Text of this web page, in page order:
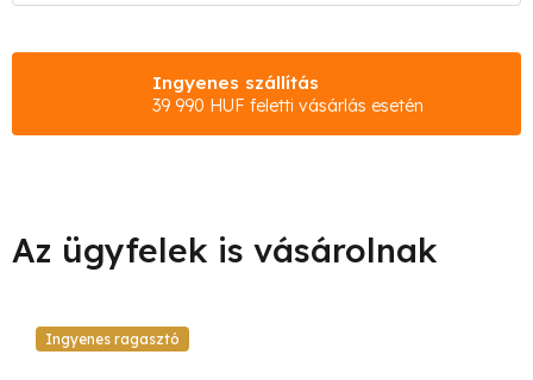
Ingyenes szállítás
39 990 HUF feletti vásárlás esetén
Ingyenes ragasztó